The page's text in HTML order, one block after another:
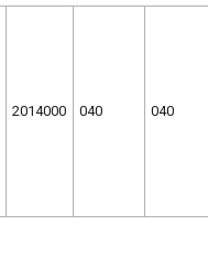
2014000 040 040